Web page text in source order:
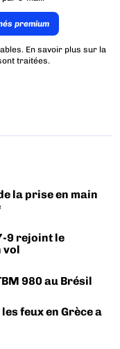
premium
En savoir plus sur la
traitées.
la prise en main
9 rejoint le
vol
980 au Brésil
feux en Grèce a